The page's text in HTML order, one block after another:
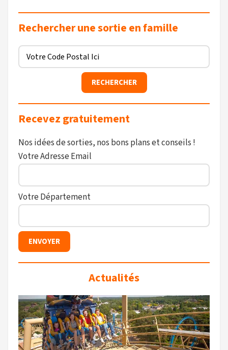
Rechercher une sortie en famille
Recevez gratuitement
Nos idées de sorties, nos bons plans et conseils !
Votre Adresse Email
Votre Département
Actualités